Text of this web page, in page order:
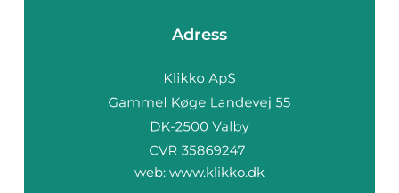
Adress
web: www.klikko.dk